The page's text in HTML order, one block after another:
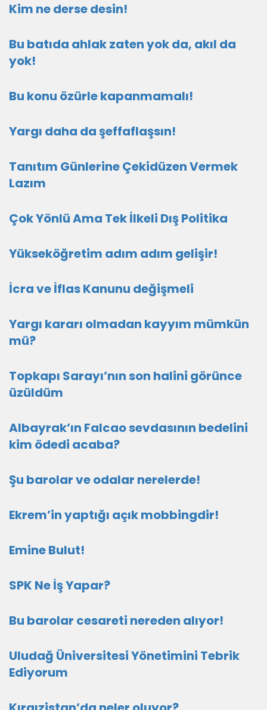
Kim ne derse desin!
Bu batıda ahlak zaten yok da, akıl da
yok!
Bu konu özürle kapanmamalı!
Yargı daha da şeffaflaşsın!
Tanıtım Günlerine Çekidüzen Vermek
Lazım
Çok Yönlü Ama Tek İlkeli Dış Politika
Yükseköğretim adım adım gelişir!
İcra ve İflas Kanunu değişmeli
Yargı kararı olmadan kayyım mümkün
mü?
Topkapı Sarayı’nın son halini görünce
üzüldüm
Albayrak’ın Falcao sevdasının bedelini
kim ödedi acaba?
Şu barolar ve odalar nerelerde!
Ekrem’in yaptığı açık mobbingdir!
Emine Bulut!
SPK Ne İş Yapar?
Bu barolar cesareti nereden alıyor!
Uludağ Üniversitesi Yönetimini Tebrik
Ediyorum